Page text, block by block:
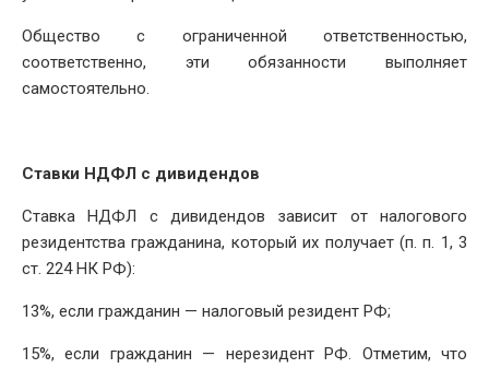
Общество с ограниченной ответственностью,
соответственно, эти обязанности выполняет
самостоятельно.
Ставки НДФЛ с дивидендов
Ставка НДФЛ с дивидендов зависит от налогового
резидентства гражданина, который их получает (п. п. 1, 3
ст. 224 НК РФ):
13%, если гражданин — налоговый резидент РФ;
15%, если гражданин — нерезидент РФ. Отметим, что